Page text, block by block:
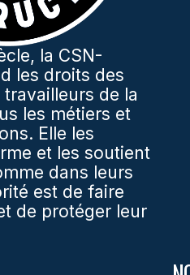
la CSN-
les droits des
de la
les métiers et
Elle les
et les soutient
dans leurs
est de faire
de protéger leur